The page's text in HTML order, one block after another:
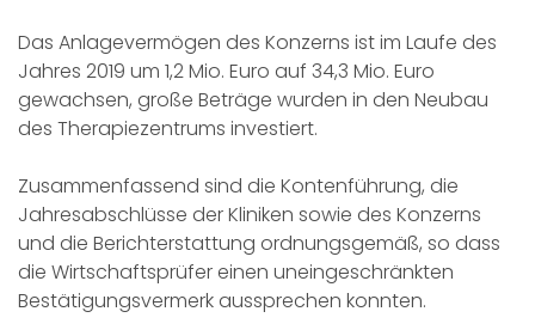
Das Anlagevermögen des Konzerns ist im Laufe des
Jahres 2019 um 1,2 Mio. Euro auf 34,3 Mio. Euro
gewachsen, große Beträge wurden in den Neubau
des Therapiezentrums investiert.
Zusammenfassend sind die Kontenführung, die
Jahresabschlüsse der Kliniken sowie des Konzerns
und die Berichterstattung ordnungsgemäß, so dass
die Wirtschaftsprüfer einen uneingeschränkten
Bestätigungsvermerk aussprechen konnten.